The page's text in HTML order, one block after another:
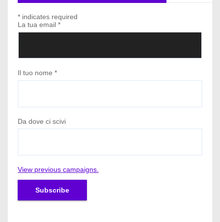
* indicates required
La tua email *
Il tuo nome *
Da dove ci scivi
View previous campaigns.